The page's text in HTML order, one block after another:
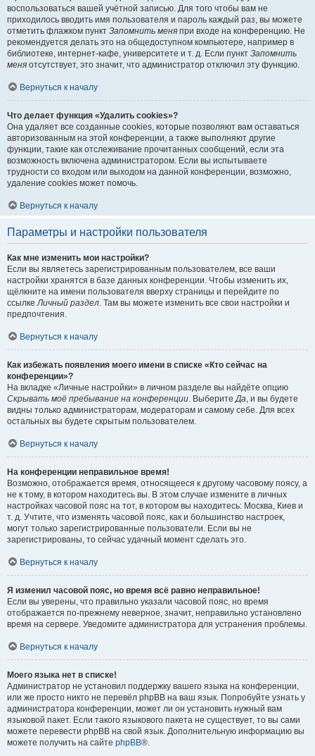
воспользоваться вашей учётной записью. Для того чтобы вам не
приходилось вводить имя пользователя и пароль каждый раз, вы можете
отметить флажком пункт Запомнить меня при входе на конференцию. Не
рекомендуется делать это на общедоступном компьютере, например в
библиотеке, интернет-кафе, университете и т. д. Если пункт Запомнить
меня отсутствует, это значит, что администратор отключил эту функцию.
Вернуться к началу
Что делает функция «Удалить cookies»?
Она удаляет все созданные cookies, которые позволяют вам оставаться
авторизованным на этой конференции, а также выполняют другие
функции, такие как отслеживание прочитанных сообщений, если эта
возможность включена администратором. Если вы испытываете
трудности со входом или выходом на данной конференции, возможно,
удаление cookies может помочь.
Вернуться к началу
Параметры и настройки пользователя
Как мне изменить мои настройки?
Если вы являетесь зарегистрированным пользователем, все ваши
настройки хранятся в базе данных конференции. Чтобы изменить их,
щёлкните на имени пользователя вверху страницы и перейдите по
ссылкеЛичный раздел. Там вы можете изменить все свои настройки и
предпочтения.
Вернуться к началу
Как избежать появления моего имени в списке «Кто сейчас на
конференции»?
На вкладке «Личные настройки» в личном разделе вы найдёте опцию
Скрывать моё пребывание на конференции. ВыберитеДа, и вы будете
видны только администраторам, модераторам и самому себе. Для всех
остальных вы будете скрытым пользователем.
Вернуться к началу
На конференции неправильное время!
Возможно, отображается время, относящееся к другому часовому поясу, а
не к тому, в котором находитесь вы. В этом случае измените в личных
настройках часовой пояс на тот, в котором вы находитесь: Москва, Киев и
т. д. Учтите, что изменять часовой пояс, как и большинство настроек,
могут только зарегистрированные пользователи. Если вы не
зарегистрированы, то сейчас удачный момент сделать это.
Вернуться к началу
Я изменил часовой пояс, но время всё равно неправильное!
Если вы уверены, что правильно указали часовой пояс, но время
отображается по-прежнему неверное, значит, неправильно установлено
время на сервере. Уведомите администратора для устранения проблемы.
Вернуться к началу
Моего языка нет в списке!
Администратор не установил поддержку вашего языка на конференции,
или же просто никто не перевёл phpBB на ваш язык. Попробуйте узнать у
администратора конференции, может ли он установить нужный вам
языковой пакет. Если такого языкового пакета не существует, то вы сами
можете перевести phpBB на свой язык. Дополнительную информацию вы
можете получить на сайте phpBB®.